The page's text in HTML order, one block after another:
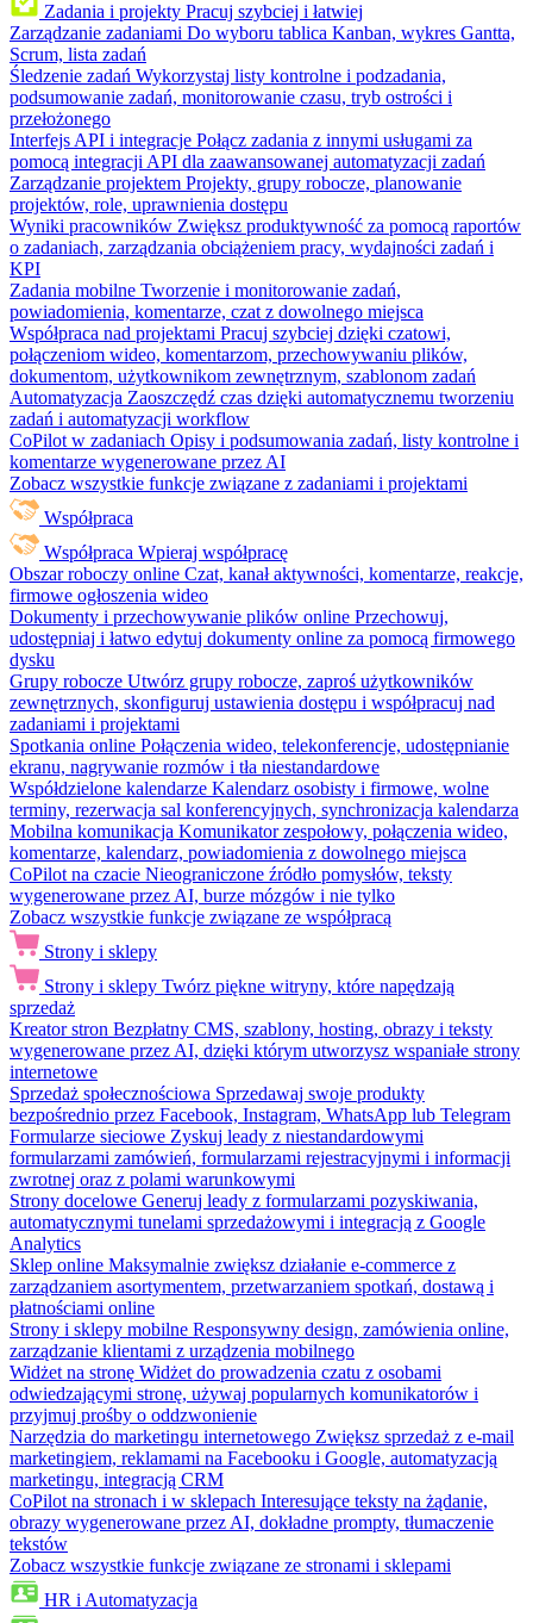
Zadania i projekty Pracuj szybciej i łatwiej
Zarządzanie zadaniami Do wyboru tablica Kanban, wykres Gantta,
Scrum, lista zadań
Śledzenie zadań Wykorzystaj listy kontrolne i podzadania,
podsumowanie zadań, monitorowanie czasu, tryb ostrości i
przełożonego
Interfejs API i integracje Połącz zadania z innymi usługami za
pomocą integracji API dla zaawansowanej automatyzacji zadań
Zarządzanie projektem Projekty, grupy robocze, planowanie
projektów, role, uprawnienia dostępu
Wyniki pracowników Zwiększ produktywność za pomocą raportów
o zadaniach, zarządzania obciążeniem pracy, wydajności zadań i
KPI
Zadania mobilne Tworzenie i monitorowanie zadań,
powiadomienia, komentarze, czat z dowolnego miejsca
Współpraca nad projektami Pracuj szybciej dzięki czatowi,
połączeniom wideo, komentarzom, przechowywaniu plików,
dokumentom, użytkownikom zewnętrznym, szablonom zadań
Automatyzacja Zaoszczędź czas dzięki automatycznemu tworzeniu
zadań i automatyzacji workflow
CoPilot w zadaniach Opisy i podsumowania zadań, listy kontrolne i
komentarze wygenerowane przez AI
Zobacz wszystkie funkcje związane z zadaniami i projektami
Współpraca
Współpraca Wpieraj współpracę
Obszar roboczy online Czat, kanał aktywności, komentarze, reakcje,
firmowe ogłoszenia wideo
Dokumenty i przechowywanie plików online Przechowuj,
udostępniaj i łatwo edytuj dokumenty online za pomocą firmowego
dysku
Grupy robocze Utwórz grupy robocze, zaproś użytkowników
zewnętrznych, skonfiguruj ustawienia dostępu i współpracuj nad
zadaniami i projektami
Spotkania online Połączenia wideo, telekonferencje, udostępnianie
ekranu, nagrywanie rozmów i tła niestandardowe
Współdzielone kalendarze Kalendarz osobisty i firmowe, wolne
terminy, rezerwacja sal konferencyjnych, synchronizacja kalendarza
Mobilna komunikacja Komunikator zespołowy, połączenia wideo,
komentarze, kalendarz, powiadomienia z dowolnego miejsca
CoPilot na czacie Nieograniczone źródło pomysłów, teksty
wygenerowane przez AI, burze mózgów i nie tylko
Zobacz wszystkie funkcje związane ze współpracą
Strony i sklepy
Strony i sklepy Twórz piękne witryny, które napędzają
sprzedaż
Kreator stron Bezpłatny CMS, szablony, hosting, obrazy i teksty
wygenerowane przez AI, dzięki którym utworzysz wspaniałe strony
internetowe
Sprzedaż społecznościowa Sprzedawaj swoje produkty
bezpośrednio przez Facebook, Instagram, WhatsApp lub Telegram
Formularze sieciowe Zyskuj leady z niestandardowymi
formularzami zamówień, formularzami rejestracyjnymi i informacji
zwrotnej oraz z polami warunkowymi
Strony docelowe Generuj leady z formularzami pozyskiwania,
automatycznymi tunelami sprzedażowymi i integracją z Google
Analytics
Sklep online Maksymalnie zwiększ działanie e-commerce z
zarządzaniem asortymentem, przetwarzaniem spotkań, dostawą i
płatnościami online
Strony i sklepy mobilne Responsywny design, zamówienia online,
zarządzanie klientami z urządzenia mobilnego
Widżet na stronę Widżet do prowadzenia czatu z osobami
odwiedzającymi stronę, używaj popularnych komunikatorów i
przyjmuj prośby o oddzwonienie
Narzędzia do marketingu internetowego Zwiększ sprzedaż z e-mail
marketingiem, reklamami na Facebooku i Google, automatyzacją
marketingu, integracją CRM
CoPilot na stronach i w sklepach Interesujące teksty na żądanie,
obrazy wygenerowane przez AI, dokładne prompty, tłumaczenie
tekstów
Zobacz wszystkie funkcje związane ze stronami i sklepami
HR i Automatyzacja